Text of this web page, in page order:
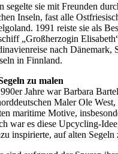
segelte sie mit Freunden
Inseln, fast alle
1991 reiste sie als
„Großherzogin
nach Dänemark,
in Finnland.
zu malen
Jahre war Barbara
Maler Ole West,
maritime Motive,
war es diese Upcycling-
inspirierte, auf alten Segeln